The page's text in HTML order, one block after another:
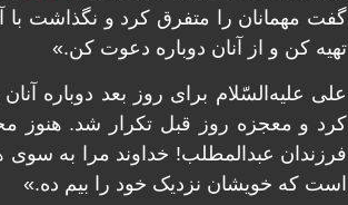
گفت مهمانان را متفرق کرد و نگذاشت با
تهیه کن و از آنان دوباره دعوت کن.»
علی علیه‌السّلام برای روز بعد دوباره
کرد و معجزه روز قبل تکرار شد. هنوز
فرزندان عبدالمطلب! خداوند مرا به
است که خویشان نزدیک خود را بیم ده.»